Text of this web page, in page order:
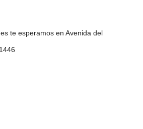
te esperamos en Avenida del